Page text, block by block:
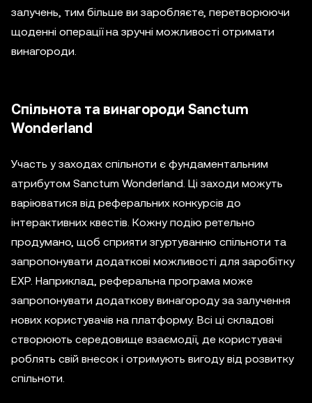
залучень, тим більше ви заробляєте, перетворюючи
щоденні операції на зручні можливості отримати
винагороди.
Спільнота та винагороди Sanctum
Wonderland
Участь у заходах спільноти є фундаментальним
атрибутом Sanctum Wonderland. Ці заходи можуть
варіюватися від реферальних конкурсів до
інтерактивних квестів. Кожну подію ретельно
продумано, щоб сприяти згуртуванню спільноти та
запропонувати додаткові можливості для заробітку
EXP. Наприклад, реферальна програма може
запропонувати додаткову винагороду за залучення
нових користувачів на платформу. Всі ці складові
створюють середовище взаємодії, де користувачі
роблять свій внесок і отримують вигоду від розвитку
спільноти.